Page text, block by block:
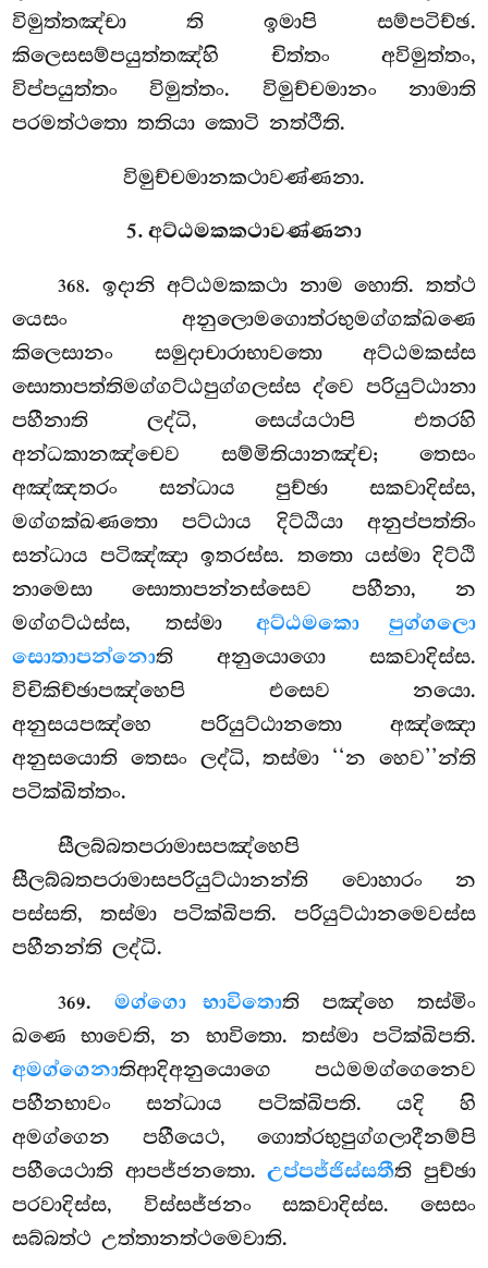
විමුත්තඤ්චා ති ඉමාපි සම්පටිච්ඡ.
කිලෙසසම්පයුත්තඤ්හි චිත්තං අවිමුත්තං,
විප්පයුත්තං විමුත්තං. විමුච්චමානං නාමාති
පරමත්ථතො තතියා කොටි නත්ථීති.
විමුච්චමානකථාවණ්ණනා.
5. අට්ඨමකකථාවණ්ණනා
368. ඉදානිඅට්ඨමකකථා නාම හොති. තත්ථ
යෙසං අනුලොමගොත්රභුමග්ගක්ඛණෙ
කිලෙසානං සමුදාචාරාභාවතො අට්ඨමකස්ස
සොතාපත්තිමග්ගට්ඨපුග්ගලස්ස ද්වෙ පරියුට්ඨානා
පහීනාති ලද්ධි, සෙය්යථාපි එතරහි
අන්ධකානඤ්චෙව සම්මිතියානඤ්ච; තෙසං
අඤ්ඤතරං සන්ධාය පුච්ඡා සකවාදිස්ස,
මග්ගක්ඛණතො පට්ඨාය දිට්ඨියා අනුප්පත්තිං
සන්ධාය පටිඤ්ඤා ඉතරස්ස. තතො යස්මා දිට්ඨි
නාමෙසා සොතාපන්නස්සෙව පහීනා, න
මග්ගට්ඨස්ස, තස්මාඅට්ඨමකො පුග්ගලො
සොතාපන්නොති අනුයොගො සකවාදිස්ස.
විචිකිච්ඡාපඤ්හෙපි එසෙව නයො.
අනුසයපඤ්හෙ පරියුට්ඨානතො අඤ්ඤො
අනුසයොති තෙසං ලද්ධි, තස්මා ‘‘න හෙව’’න්ති
පටික්ඛිත්තං.
සීලබ්බතපරාමාසපඤ්හෙපි
සීලබ්බතපරාමාසපරියුට්ඨානන්ති වොහාරං න
පස්සති, තස්මා පටික්ඛිපති. පරියුට්ඨානමෙවස්ස
පහීනන්ති ලද්ධි.
369. මග්ගො භාවිතොති පඤ්හෙ තස්මිං
ඛණෙ භාවෙති, න භාවිතො. තස්මා පටික්ඛිපති.
අමග්ගෙනාතිආදිඅනුයොගෙ පඨමමග්ගෙනෙව
පහීනභාවං සන්ධාය පටික්ඛිපති. යදි හි
අමග්ගෙන පහීයෙථ, ගොත්රභුපුග්ගලාදීනම්පි
පහීයෙථාති ආපජ්ජනතො.උප්පජ්ජිස්සතීති පුච්ඡා
පරවාදිස්ස, විස්සජ්ජනං සකවාදිස්ස. සෙසං
සබ්බත්ථ උත්තානත්ථමෙවාති.